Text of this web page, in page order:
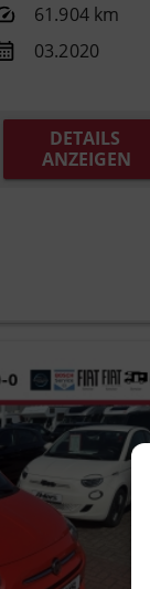
61.904 km
03.2020
DETAILS
ANZEIGEN